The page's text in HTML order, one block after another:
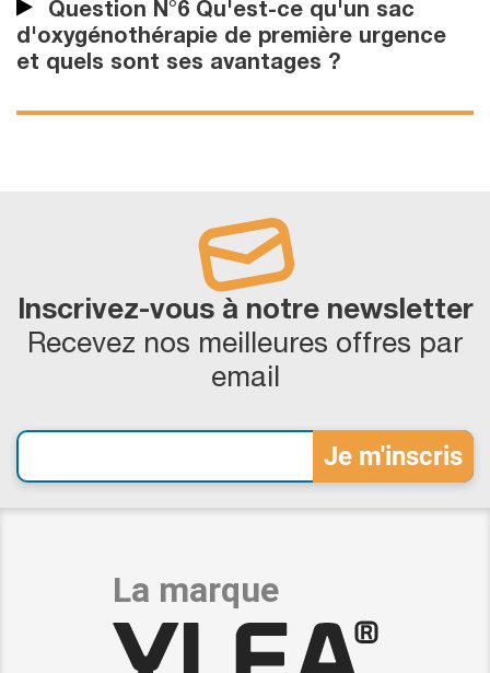
Question N°6 Qu'est-ce qu'un sac
d'oxygénothérapie de première urgence
et quels sont ses avantages ?
Inscrivez-vous à notre newsletter
Recevez nos meilleures offres par
email